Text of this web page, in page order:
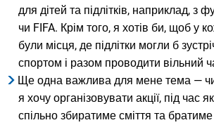
для дітей та підлітків, наприклад, з
чи FIFA. Крім того, я хотів би, щоб у
були місця, де підлітки могли б
спортом і разом проводити вільний
Ще одна важлива для мене тема —
я хочу організовувати акції, під час
спільно збиратиме сміття та